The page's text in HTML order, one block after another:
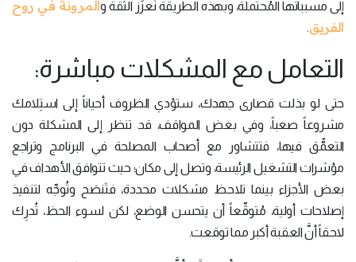
إلى مسبباتها المُحتملة، وبهذه الطريقة نُعزِّز الثقة والمرونة في روح
الفريق.
التعامل مع المشكلات مباشرة:
حتى لو بذلت قصارى جهدك، ستؤدي الظروف أحياناً إلى استِلامك
مشروعاً صعباً، وفي بعض المواقف، قد تنظر إلى المشكلة دون
التعمُّق فيها، فتتشاور مع أصحاب المصلحة في البرنامج وتراجع
مؤشرات التشغيل الرئيسة، وتصل إلى مكان؛ حيث تتوافق الأهداف في
بعض الأجزاء بينما تلاحظ مشكلات محددة، فتَنصَح وتُوجِّه لتنفيذ
إصلاحات أولية، مُتوقِّعاً أن يتحسن الوضع، لكن لسوء الحظ، تُدرِك
لاحقاً أنَّ العقبة أكبر مما توقعت.